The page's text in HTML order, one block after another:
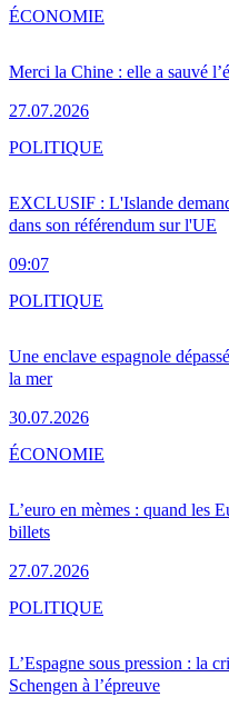
Merci la Chine : elle a sauvé
27.07.2026
ÉCONOMIE
EXCLUSIF : L'Islande
dans son référendum sur l'UE
09:07
POLITIQUE
Une enclave espagnole
la mer
30.07.2026
POLITIQUE
L’euro en mèmes : quand les
billets
27.07.2026
ÉCONOMIE
L’Espagne sous pression : la
Schengen à l’épreuve
POLITIQUE